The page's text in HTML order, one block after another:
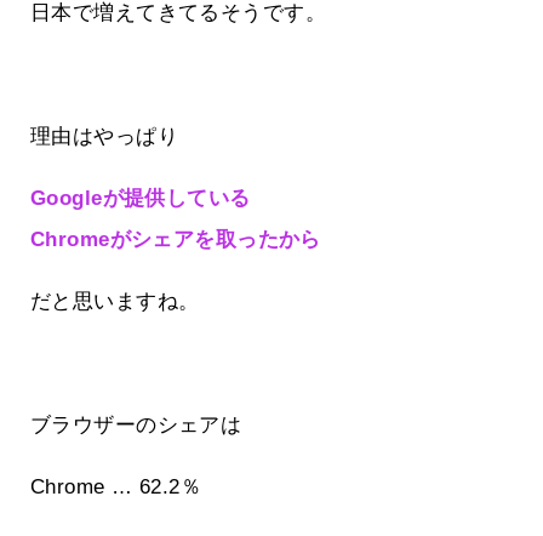
日本で増えてきてるそうです。
理由はやっぱり
Googleが提供している
Chromeがシェアを取ったから
だと思いますね。
ブラウザーのシェアは
Chrome … 62.2％